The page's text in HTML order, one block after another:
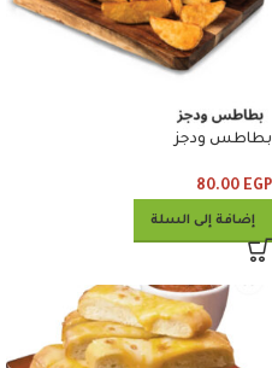
بطاطس ودجز
80.00 EGP
إضافة إلى السلة